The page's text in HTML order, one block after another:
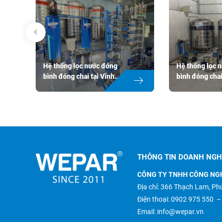
Hệ thống lọc
đóng chai tại
Vĩnh Long
Hệ thống lọc nước đóng
bình đóng chai tại Vĩnh
nước
rót bán
ở Bình
Hệ thống lọc
bình đóng
thủ công ở
THÔNG TIN DOANH
CÔNG TY TNHH CÔNG
Địa chỉ: 366 Thạch Lam,
Điện thoại:0902 975 550 –
Email: info@wepar.vn